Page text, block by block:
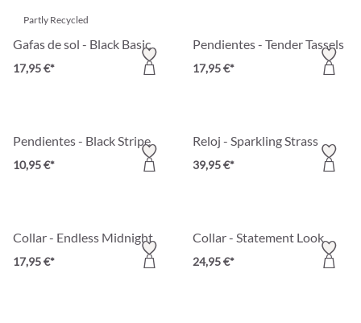
Partly Recycled
Gafas de sol - Black Basic
17,95 €*
Pendientes - Tender Tassels
17,95 €*
Pendientes - Black Stripe
10,95 €*
Reloj - Sparkling Strass
39,95 €*
Collar - Endless Midnight
17,95 €*
Collar - Statement Look
24,95 €*